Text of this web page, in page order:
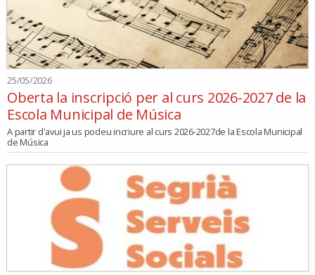
25/05/2026
Oberta la inscripció per al curs 2026-2027 de la
Escola Municipal de Música
A partir d'avui ja us podeu incriure al curs 2026-2027de la Escola Municipal
de Música